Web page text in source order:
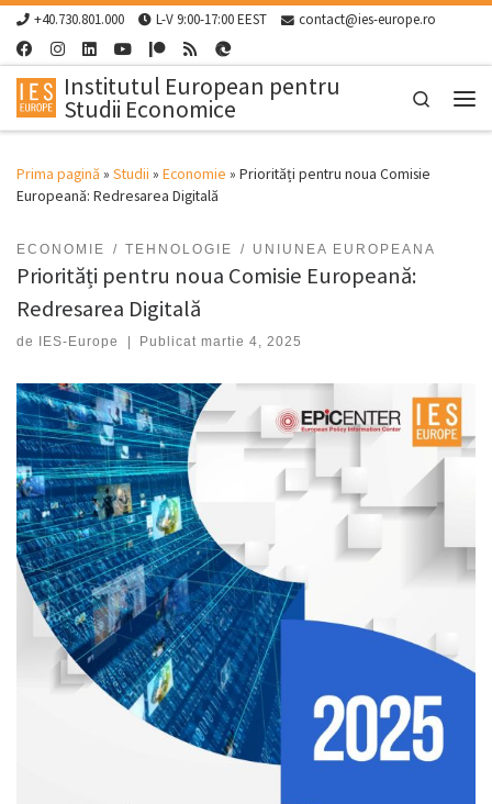
Skip to content
+40.730.801.000 L-V 9:00-17:00 EEST contact@ies-europe.ro
Institutul European pentru
Studii Economice
Search
Prima pagină » Studii » Economie » Priorități pentru noua Comisie
Europeană: Redresarea Digitală
ECONOMIE TEHNOLOGIE UNIUNEA EUROPEANA
Priorități pentru noua Comisie Europeană:
Redresarea Digitală
de IES-Europe Publicatmartie 4, 2025